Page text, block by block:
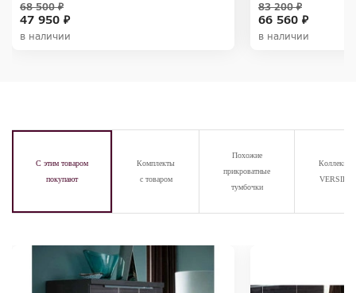
47 950 ₽
68 500 ₽
в наличии
66 560 ₽
83 200 ₽
в наличии
С этим товаром
покупают
Комплекты
с товаром
Похожие
прикроватные
тумбочки
Коллекция
VERSILIA